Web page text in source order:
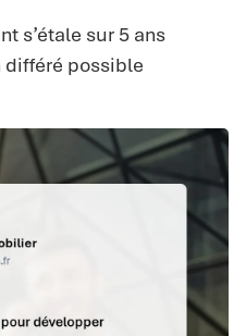
s’étale sur 5 ans
différé possible